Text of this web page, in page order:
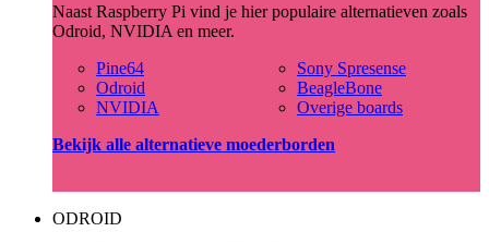
Naast Raspberry Pi vind je hier populaire alternatieven zoals
Odroid, NVIDIA en meer.
Pine64
Odroid
NVIDIA
Sony Spresense
BeagleBone
Overige boards
Bekijk alle alternatieve moederborden
ODROID